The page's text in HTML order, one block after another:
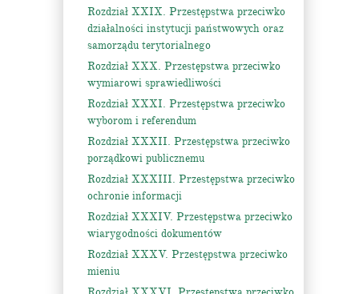
Rozdział XXIX. Przestępstwa przeciwko
działalności instytucji państwowych oraz
samorządu terytorialnego
Rozdział XXX. Przestępstwa przeciwko
wymiarowi sprawiedliwości
Rozdział XXXI. Przestępstwa przeciwko
wyborom i referendum
Rozdział XXXII. Przestępstwa przeciwko
porządkowi publicznemu
Rozdział XXXIII. Przestępstwa przeciwko
ochronie informacji
Rozdział XXXIV. Przestępstwa przeciwko
wiarygodności dokumentów
Rozdział XXXV. Przestępstwa przeciwko
mieniu